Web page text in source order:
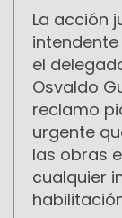
La acción
el
Osvaldo
reclamo
urgente
las obras
cualquier